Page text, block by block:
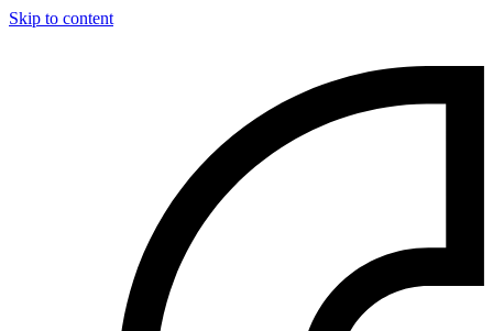
Skip to content